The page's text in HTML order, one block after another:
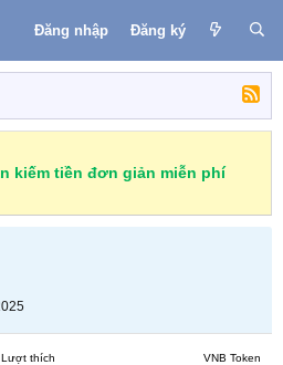
Đăng nhập Đăng ký
kiếm tiền đơn giản miễn phí
Lượt thích VNB Token